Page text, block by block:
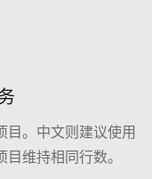
目。中文则建议使用
维持相同行数。